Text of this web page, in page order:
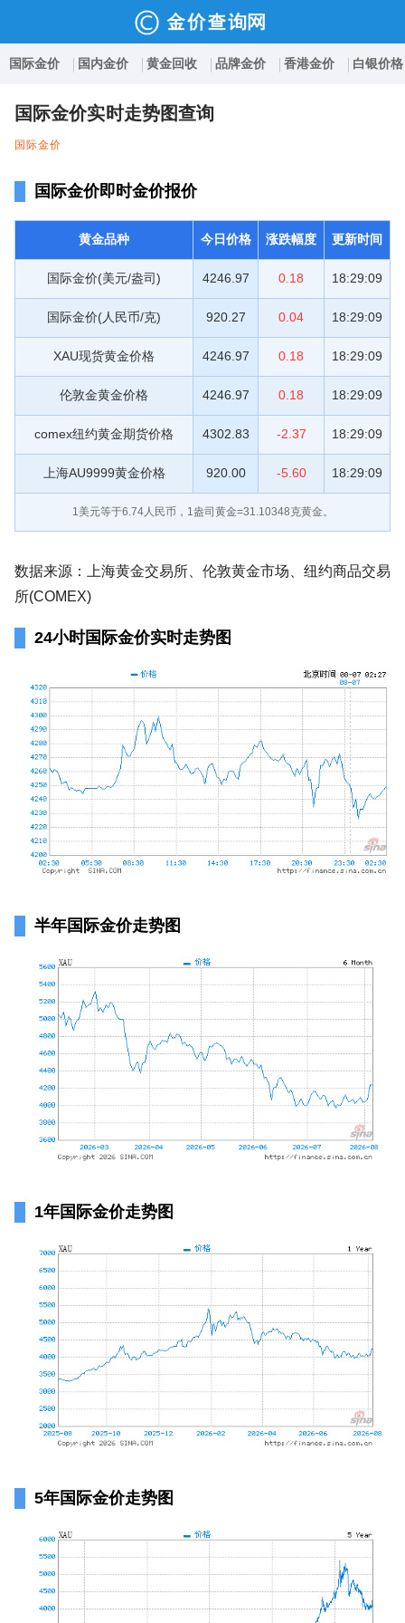
国际金价 国内金价 黄金回收 品牌金价 香港金价 白银价格
国际金价实时走势图查询
国际金价
国际金价即时金价报价
黄金品种 今日价格 涨跌幅度 更新时间
国际金价(美元/盎司) 4246.97 0.18 18:29:09
国际金价(人民币/克) 920.27 0.04 18:29:09
XAU现货黄金价格 4246.97 0.18 18:29:09
伦敦金黄金价格 4246.97 0.18 18:29:09
comex纽约黄金期货价格 4302.83 -2.37 18:29:09
上海AU9999黄金价格 920.00 -5.60 18:29:09
1美元等于6.74人民币，1盎司黄金=31.10348克黄金。
数据来源：上海黄金交易所、伦敦黄金市场、纽约商品交易
所(COMEX)
24小时国际金价实时走势图
半年国际金价走势图
1年国际金价走势图
5年国际金价走势图